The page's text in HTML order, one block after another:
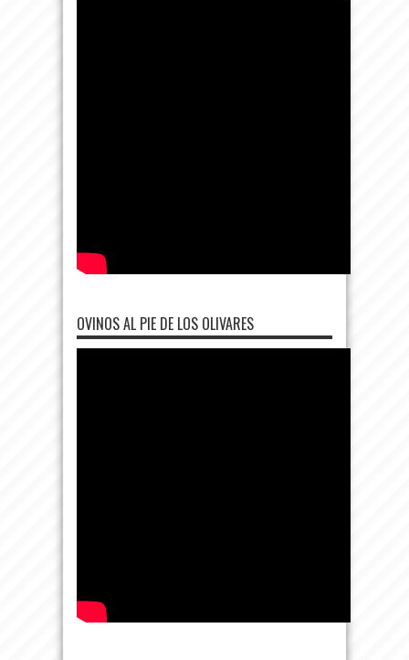
OVINOS AL PIE DE LOS OLIVARES